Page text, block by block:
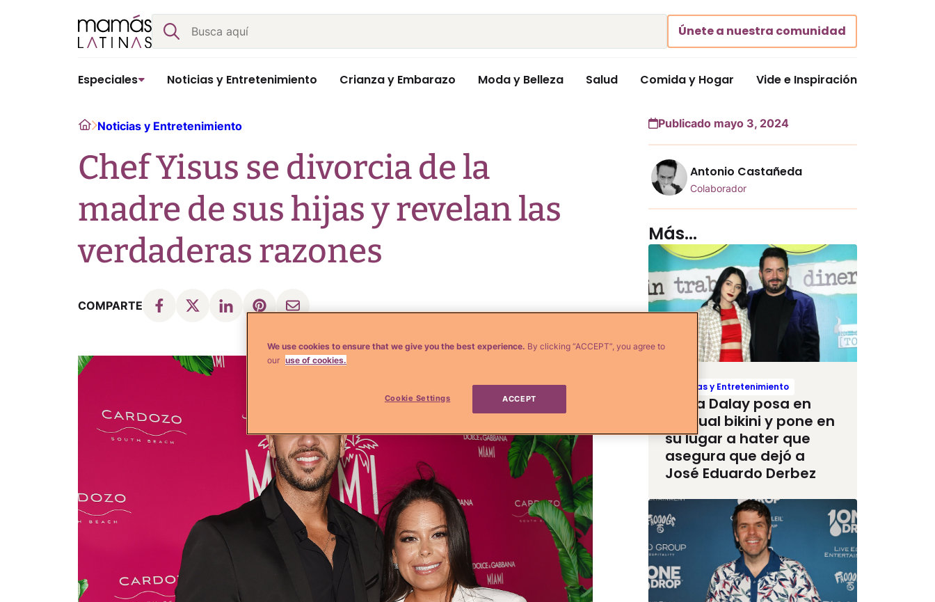
Buscar
Únete a nuestra comunidad
Especiales Noticias y Entretenimiento Crianza y Embarazo Moda y Belleza Salud Comida y Hogar Vide e Inspiración
HomeNoticias y Entretenimiento
Chef Yisus se divorcia de la
madre de sus hijas y revelan las
verdaderas razones
COMPARTE
Publicado mayo 3, 2024
Antonio Castañeda
Colaborador
Más...
Noticias y Entretenimiento
Paola Dalay posa en
sensual bikini y pone en
su lugar a hater que
asegura que dejó a
José Eduardo Derbez
We use cookies to ensure that we give you the best experience. By clicking “ACCEPT”, you agree to
our use of cookies.
Cookie Settings ACCEPT